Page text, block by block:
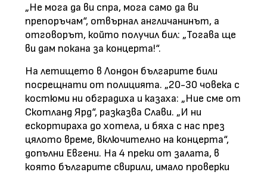
„Не мога да ви спра, мога само да ви
препоръчам“, отвърнал англичанинът, а
отговорът, който получил бил: „Тогава ще
ви дам покана за концерта!“.
На летището в Лондон българите били
посрещнати от полицията. „20-30 човека с
костюми ни обградиха и казаха: „Ние сме от
Скотланд Ярд“, разказва Слави. „И ни
ескортираха до хотела, и бяха с нас през
цялото време, включително на концерта“,
допълни Евгени. На 4 преки от залата, в
която българите свирили, имало проверки